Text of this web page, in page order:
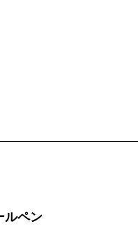
ルペン